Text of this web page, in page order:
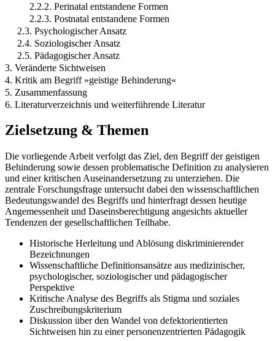
2.2.2. Perinatal entstandene Formen
2.2.3. Postnatal entstandene Formen
2.3. Psychologischer Ansatz
2.4. Soziologischer Ansatz
2.5. Pädagogischer Ansatz
3. Veränderte Sichtweisen
4. Kritik am Begriff »geistige Behinderung«
5. Zusammenfassung
6. Literaturverzeichnis und weiterführende Literatur
Zielsetzung & Themen
Die vorliegende Arbeit verfolgt das Ziel, den Begriff der geistigen
Behinderung sowie dessen problematische Definition zu analysieren
und einer kritischen Auseinandersetzung zu unterziehen. Die
zentrale Forschungsfrage untersucht dabei den wissenschaftlichen
Bedeutungswandel des Begriffs und hinterfragt dessen heutige
Angemessenheit und Daseinsberechtigung angesichts aktueller
Tendenzen der gesellschaftlichen Teilhabe.
Historische Herleitung und Ablösung diskriminierender
Bezeichnungen
Wissenschaftliche Definitionsansätze aus medizinischer,
psychologischer, soziologischer und pädagogischer
Perspektive
Kritische Analyse des Begriffs als Stigma und soziales
Zuschreibungskriterium
Diskussion über den Wandel von defektorientierten
Sichtweisen hin zu einer personenzentrierten Pädagogik